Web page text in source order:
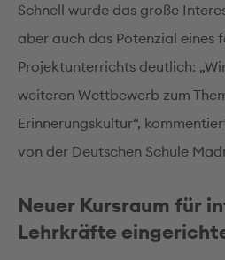
Schnell wurde das große
aber auch das Potenzial eines
Projektunterrichts deutlich:
weiteren Wettbewerb zum
Erinnerungskultur“,
von der Deutschen Schule
Neuer Kursraum für
Lehrkräfte